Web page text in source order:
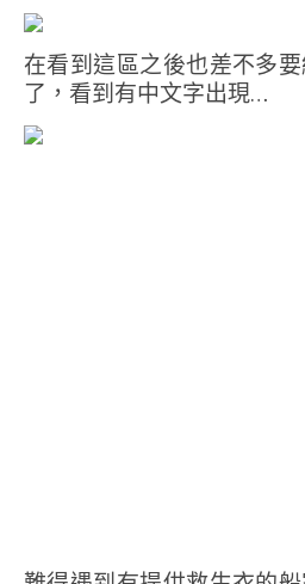
在看到這區之後也差不多
了，看到有中文字出現…